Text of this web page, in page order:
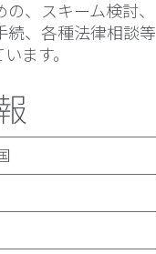
、スキーム検討、
続、各種法律相談等
ます。